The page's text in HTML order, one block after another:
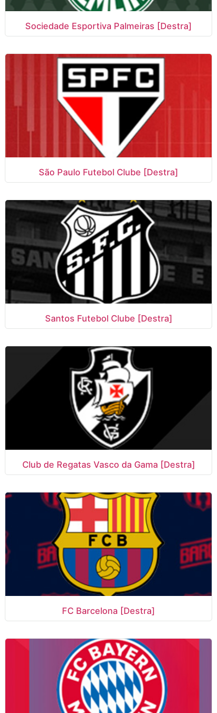
Sociedade Esportiva Palmeiras [Destra]
São Paulo Futebol Clube [Destra]
Santos Futebol Clube [Destra]
Club de Regatas Vasco da Gama [Destra]
FC Barcelona [Destra]